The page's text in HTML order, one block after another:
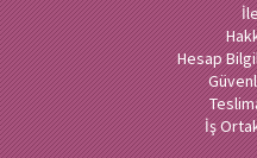
Hesap
İş